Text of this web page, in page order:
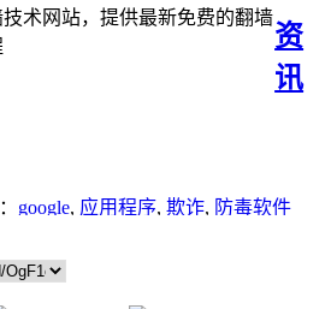
术网站，提供最新免费的翻墙
资
讯
google, 应用程序, 欺诈, 防毒软件